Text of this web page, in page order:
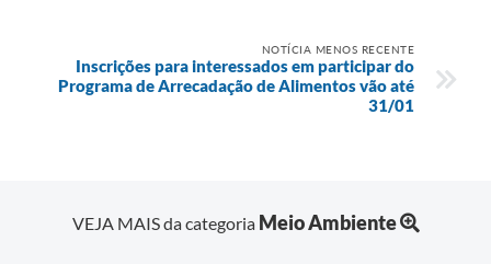
Dúvidas frequentes
NOTÍCIA MENOS RECENTE
Inscrições para interessados em participar do
Programa de Arrecadação de Alimentos vão até
31/01
VEJA MAIS da categoria Meio Ambiente